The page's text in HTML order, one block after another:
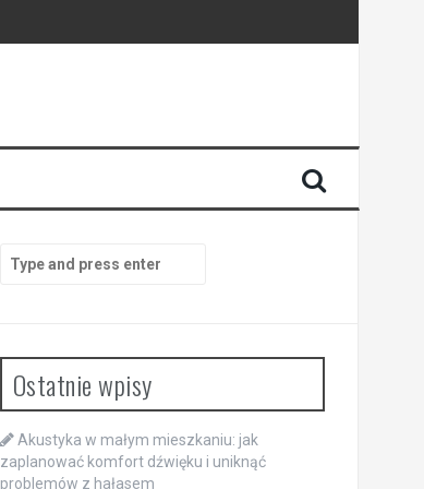
for:
Ostatnie wpisy
Akustyka w małym mieszkaniu: jak
zaplanować komfort dźwięku i uniknąć
problemów z hałasem